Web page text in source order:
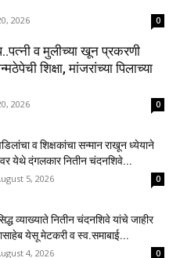
2026 0
व मुलीच्या खून प्रकरणी
शिक्षा, मांजरांच्या पिलाच्या
2026 0
व शिक्षकांचा सन्मान राखून ध्येयाने
येथे दंगलकार नितीन चंदनशिवे...
5, 2026 0
व्याख्याते नितीन चंदनशिवे यांचे जाहीर
येसू मेटकरी व स्व.समाबाई...
4, 2026 0